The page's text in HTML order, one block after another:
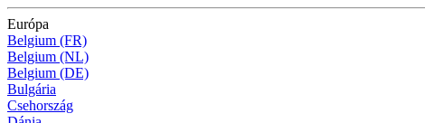
Európa
Belgium (FR)
Belgium (NL)
Belgium (DE)
Bulgária
Csehország